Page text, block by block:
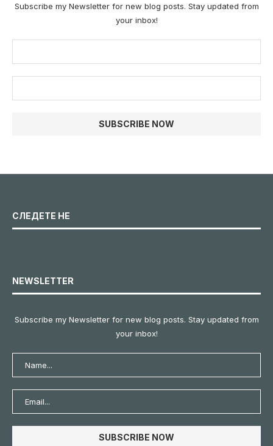
Subscribe my Newsletter for new blog posts. Stay updated from
your inbox!
СЛЕДЕТЕ НЕ
NEWSLETTER
Subscribe my Newsletter for new blog posts. Stay updated from
your inbox!